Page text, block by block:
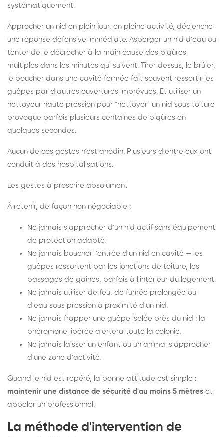
systématiquement.
Approcher un nid en plein jour, en pleine activité, déclenche
une réponse défensive immédiate. Asperger un nid d'eau ou
tenter de le décrocher à la main cause des piqûres
multiples dans les minutes qui suivent. Tirer dessus, le brûler,
le boucher dans une cavité fermée fait souvent ressortir les
guêpes par d'autres ouvertures imprévues. Et utiliser un
nettoyeur haute pression pour "nettoyer" un nid sous toiture
provoque parfois plusieurs centaines de piqûres en
quelques secondes.
Aucun de ces gestes n'est anodin. Plusieurs d'entre eux ont
conduit à des hospitalisations.
Les gestes à proscrire absolument
À retenir, de façon non négociable :
Ne jamais s'approcher d'un nid actif sans équipement
de protection adapté.
Ne jamais boucher l'entrée d'un nid en cavité — les
guêpes ressortent par les jonctions de toiture, les
passages de gaines, parfois à l'intérieur du logement.
Ne jamais utiliser de feu, de fumée prolongée ou
d'eau sous pression à proximité d'un nid.
Ne jamais frapper une guêpe isolée près du nid : la
phéromone libérée alertera toute la colonie.
Ne jamais laisser un enfant ou un animal s'approcher
d'une zone d'activité.
Quand le nid est repéré, la bonne attitude est simple :
maintenir une distance de sécurité d'au moins 5 mètres et
appeler un professionnel.
La méthode d'intervention de